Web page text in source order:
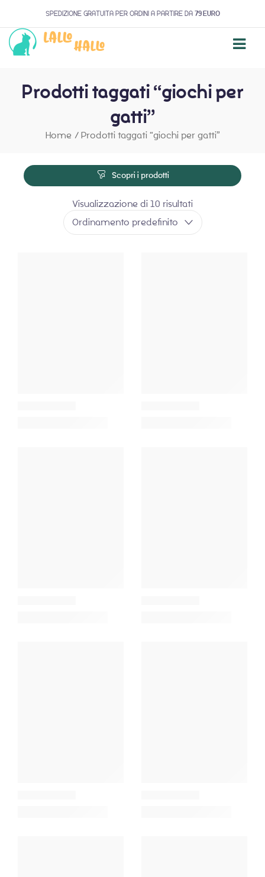
SPEDIZIONE GRATUITA PER ORDINI A PARTIRE DA 79 EURO
Prodotti taggati “giochi per
gatti”
Home / Prodotti taggati “giochi per gatti”
Scopri i prodotti
Visualizzazione di 10 risultati
Ordinamento predefinito